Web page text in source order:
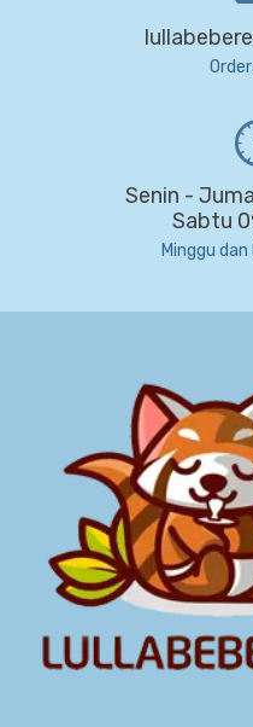
Senin -
Sabtu
Minggu dan